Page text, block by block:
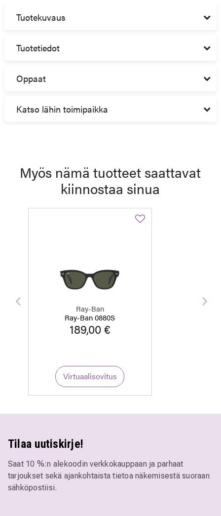
Tuotekuvaus
Tuotetiedot
Oppaat
Katso lähin toimipaikka
Myös nämä tuotteet saattavat
kiinnostaa sinua
Ray-Ban
Ray-Ban 0880S
189,00 €
Virtuaalisovitus
Edellinen
Tilaa uutiskirje!
Saat 10 %:n alekoodin verkkokauppaan ja parhaat
tarjoukset sekä ajankohtaista tietoa näkemisestä suoraan
sähköpostiisi.